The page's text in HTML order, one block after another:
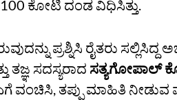
ಕೋಟಿ ದಂಡ ವಿಧಿಸಿತ್ತು.
ಪ್ರಶ್ನಿಸಿ ರೈತರು ಸಲ್ಲಿಸಿದ್ದ
ತಜ್ಞ ಸದಸ್ಯರಾದ ಸತ್ಯಗೋಪಾಲ್‌
ವಂಚಿಸಿ, ತಪ್ಪು ಮಾಹಿತಿ